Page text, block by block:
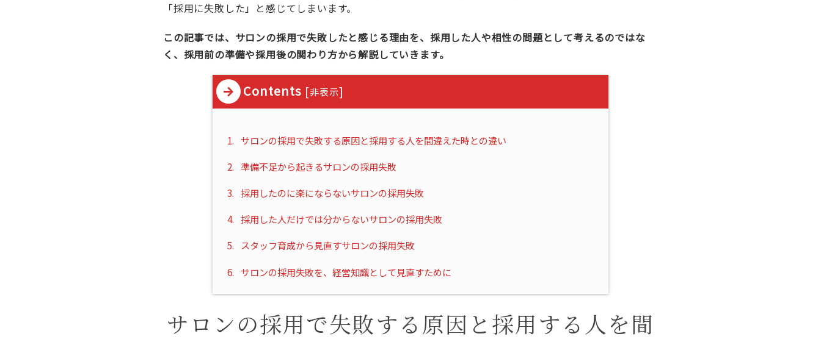
「採用に失敗した」と感じてしまいます。
この記事では、サロンの採用で失敗したと感じる理由を、採用した人や相性の問題として考えるのではな
く、採用前の準備や採用後の関わり方から解説していきます。
Contents [非表示]
1. サロンの採用で失敗する原因と採用する人を間違えた時との違い
2. 準備不足から起きるサロンの採用失敗
3. 採用したのに楽にならないサロンの採用失敗
4. 採用した人だけでは分からないサロンの採用失敗
5. スタッフ育成から見直すサロンの採用失敗
6. サロンの採用失敗を、経営知識として見直すために
サロンの採用で失敗する原因と採用する人を間